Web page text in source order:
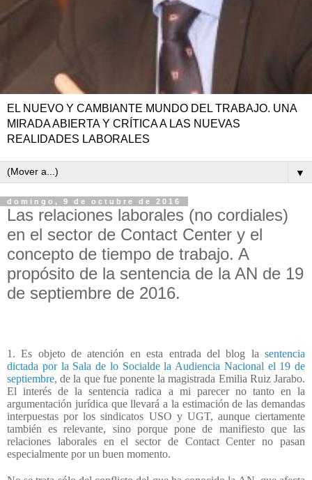
EL NUEVO Y CAMBIANTE MUNDO DEL TRABAJO. UNA
MIRADA ABIERTA Y CRÍTICA A LAS NUEVAS
REALIDADES LABORALES
▼
domingo, 9 de octubre de 2016
Las relaciones laborales (no cordiales)
en el sector de Contact Center y el
concepto de tiempo de trabajo. A
propósito de la sentencia de la AN de 19
de septiembre de 2016.
1. Es objeto de atención en esta entrada del blog la sentencia
dictada por la Sala de lo Socialde la Audiencia Nacional el 19 de
septiembre, de la que fue ponente la magistrada Emilia Ruiz Jarabo.
El interés de la sentencia radica a mi parecer no tanto en la
argumentación jurídica que llevará a la estimación de las demandas
interpuestas por los sindicatos USO y UGT, aunque ciertamente
también es relevante, sino porque pone de manifiesto que las
relaciones laborales en el sector de Contact Center no pasan
especialmente por un buen momento.